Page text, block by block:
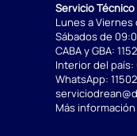
Servicio Técnico
Lunes a Viernes
Sábados de
CABA y GBA:
Interior del país:
WhatsApp:
Más información